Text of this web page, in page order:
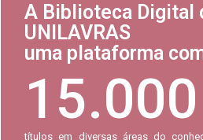
A Biblioteca Digital
UNILAVRAS
uma plataforma
15.000
títulos em diversas áreas do